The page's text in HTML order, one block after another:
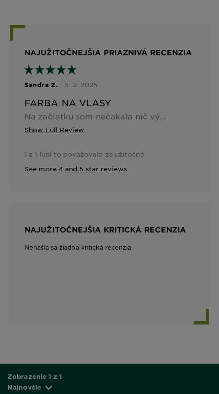
NAJUŽITOČNEJŠIA PRIAZNIVÁ RECENZIA
Sandra Z. - 5. 2. 2025
FARBA NA VLASY
Na začiatku som nečakala nič výnimočné, keďže si doma farbím vlasy často a sú krátke. Prekvapila ma ale príjemná vôňa nielen samotného produktu, ale aj vlasov po umytí farby. Zväčša po farbení používam výživný zábal na vlasy, ale hned po zmytí farby boly vlasy hebké a voňavé, odtieň prekryl rovnomerne aj šediny a vyrastené korienky, čo pri blond odtieňoch býva problémom! Naozaj som spokojná a zrejme vyskúšam aj iné odtiene :-) Testované prostredníctvom All2test.com
Show Full Review
1 z 1 ľudí to považovalo za užitočné
See more 4 and 5 star reviews
NAJUŽITOČNEJŠIA KRITICKÁ RECENZIA
Nenašla sa žiadna kritická recenzia
Zobrazenie 1 z 1
Najnovšie